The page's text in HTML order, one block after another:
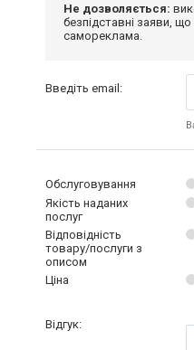
Не дозволяється:
безпідставні заяви,
самореклама.
Введіть email:
Обслуговування
Якість наданих
послуг
Відповідність
товару/послуги з
описом
Ціна
Відгук: